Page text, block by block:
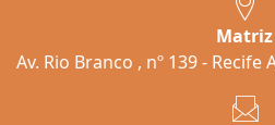
Matriz
Av. Rio Branco , nº 139 - Recife